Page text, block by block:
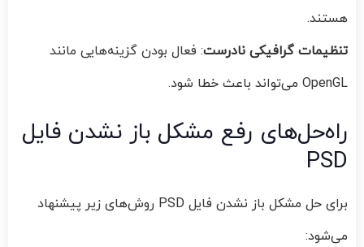
هستند.
تنظیمات گرافیکی نادرست: فعال بودن گزینه‌هایی مانند
OpenGL می‌تواند باعث خطا شود.
راه‌حل‌های رفع مشکل باز نشدن فایل
PSD
برای حل مشکل باز نشدن فایل PSD روش‌های زیر پیشنهاد
می‌شود: